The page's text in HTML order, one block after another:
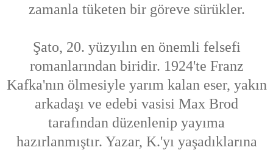
zamanla tüketen bir göreve sürükler.
Şato, 20. yüzyılın en önemli felsefi
romanlarından biridir. 1924'te Franz
Kafka'nın ölmesiyle yarım kalan eser, yakın
arkadaşı ve edebi vasisi Max Brod
tarafından düzenlenip yayıma
hazırlanmıştır. Yazar, K.'yı yaşadıklarına